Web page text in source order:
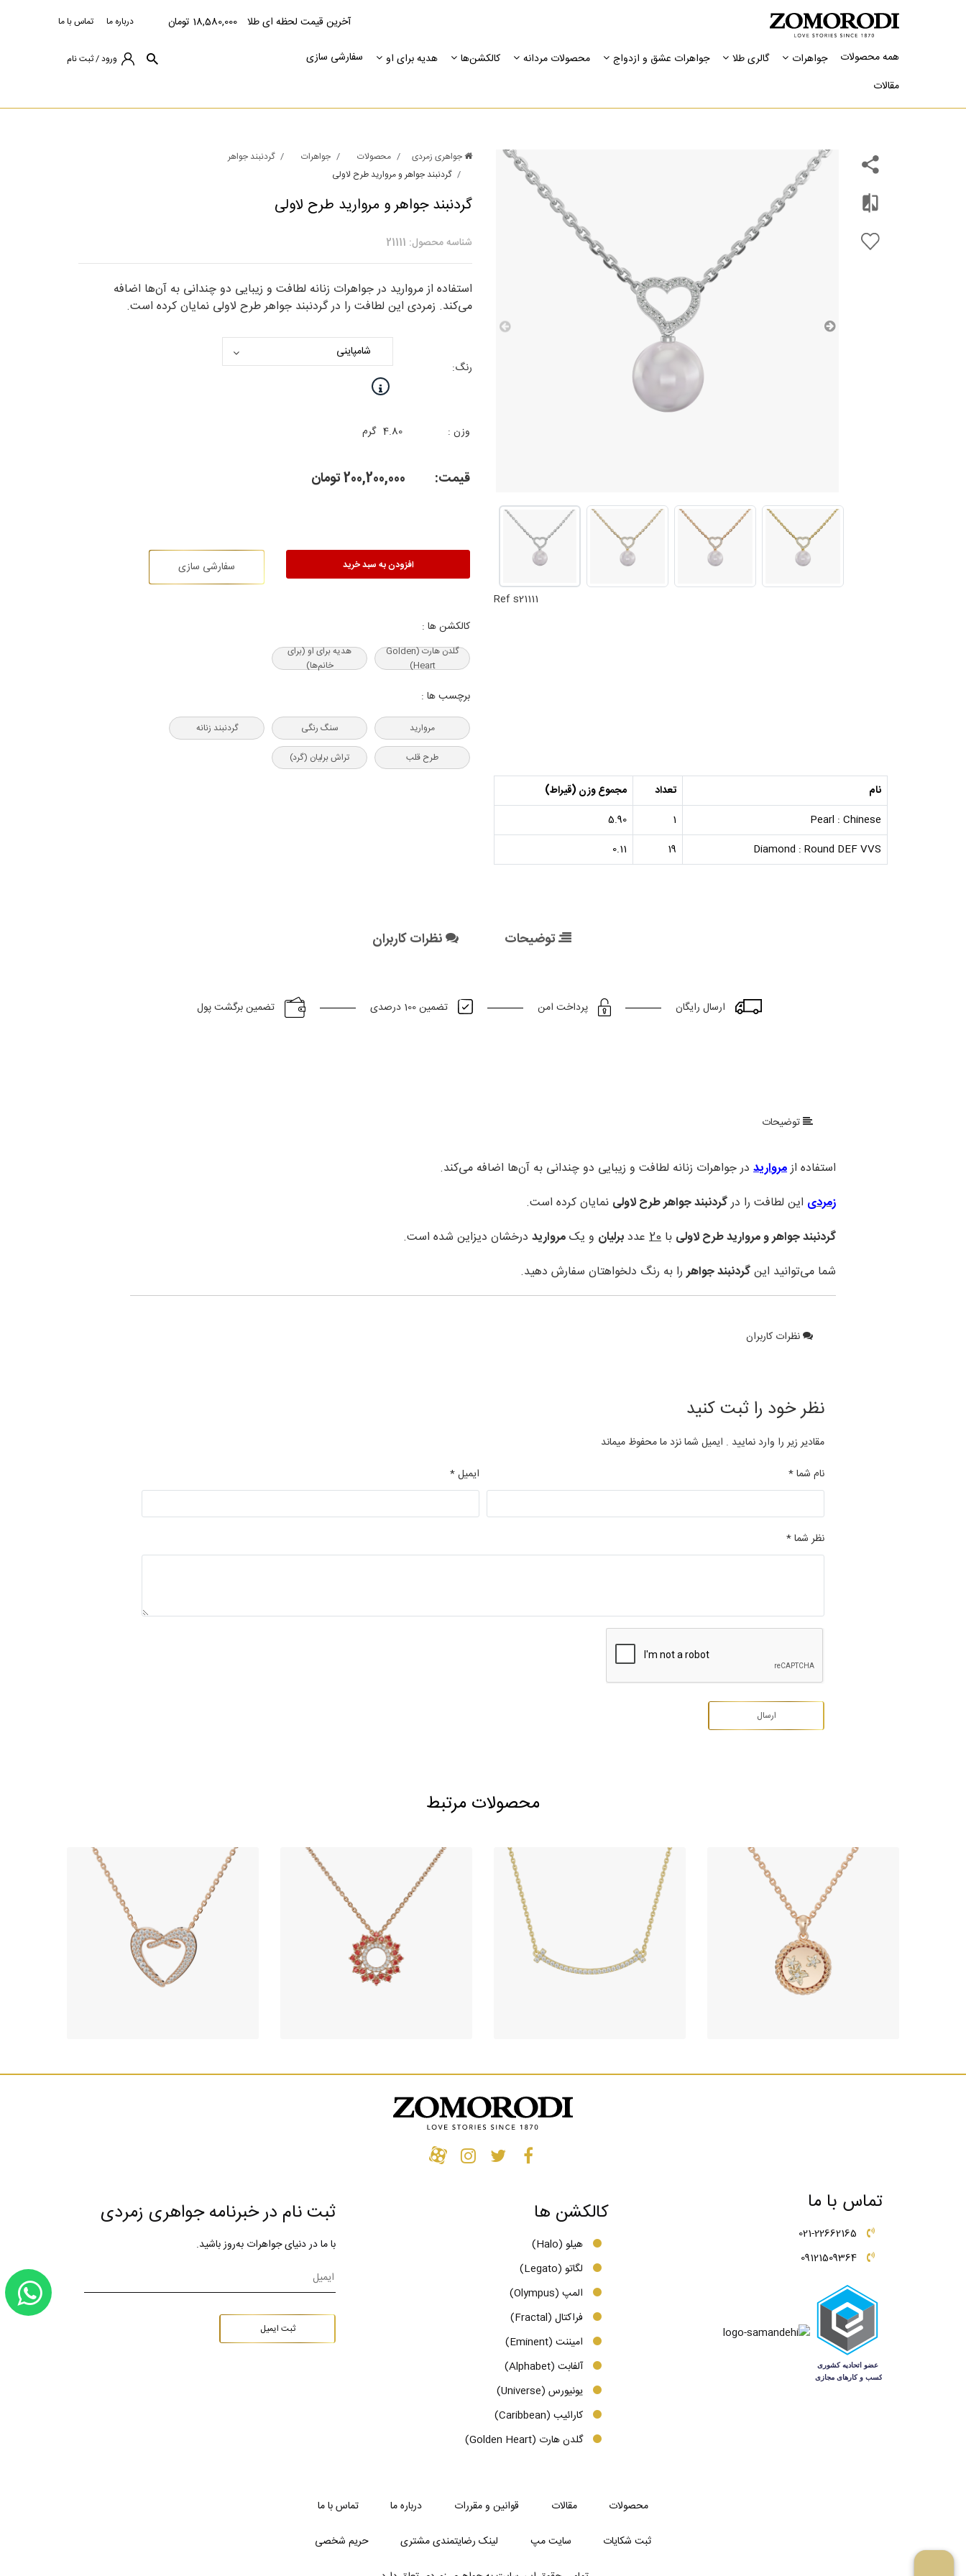
آخرین قیمت لحظه ای طلا 18,580,000 تومان درباره ما تماس با ما
همه محصولات جواهرات گالری طلا جواهرات عشق و ازدواج محصولات مردانه کالکشن‌ها هدیه برای او
سفارشی سازی
مقالات
ورود / ثبت نام
Ref s21111
جواهری زمردی محصولات جواهرات
گردنبند جواهر
گردنبند جواهر و مروارید طرح لاولی
گردنبند جواهر و مروارید طرح لاولی
شناسه محصول: 21111
استفاده از مروارید در جواهرات زنانه لطافت و زیبایی دو چندانی به آن‌ها اضافه
می‌کند. زمردی این لطافت را در گردنبند جواهر طرح لاولی نمایان کرده است.
رنگ:
وزن : 4.80 گرم
قیمت: 200,200,000تومان
افزودن به سبد خرید سفارشی سازی
کالکشن ها :
گلدن هارت (Golden
Heart)
هدیه‌ برای او (برای
خانم‌ها)
برچسب ها :
مروارید سنگ رنگی گردنبند زنانه
طرح قلب تراش برلیان (گرد)
نام تعداد
مجموع وزن (قیراط)
Pearl : Chinese
1
5.90
Diamond : Round DEF VVS
19
0.11
توضیحات نظرات کاربران
ارسال رایگان پرداخت امن تضمین 100 درصدی تضمین برگشت پول
توضیحات
استفاده ازمرواریددر جواهرات زنانه لطافت و زیبایی دو چندانی به آن‌ها اضافه می‌کند.
زمردی این لطافت را درگردنبند جواهر طرح لاولی نمایان کرده است.
گردنبند جواهر و مروارید طرح لاولی با 20عددبرلیان و یکمرواریددرخشان دیزاین شده است.
شما می‌توانید اینگردنبند جواهررا به رنگ دلخواهتان سفارش دهید.
نظرات کاربران
نظر خود را ثبت کنید
مقادیر زیر را وارد نمایید . ایمیل شما نزد ما محفوظ میماند
نام شما *
ایمیل *
نظر شما *
محصولات مرتبط
گردنبند جواهر طرح گلدن سوآن
520,750,000 تومان
آویز جواهر طرح گلسا
347,660,000 تومان
329,050,000
آویز جواهر طرح مون فلاور
314,860,000 تومان
تماس با ما
021-22662165
09121509364
کالکشن ها
هیلو (Halo)
لگاتو (Legato)
المپ (Olympus)
فراکتال (Fractal)
امیننت (Eminent)
آلفابت (Alphabet)
یونیورس (Universe)
کارائیب (Caribbean)
گلدن هارت (Golden Heart)
ثبت نام در خبرنامه جواهری زمردی
با ما در دنیای جواهرات به‌روز باشید.
ثبت ایمیل
محصولات مقالات قوانین و مقررات درباره ما تماس با ما
ثبت شکایات سایت مپ لینک رضایتمندی مشتری حریم شخصی